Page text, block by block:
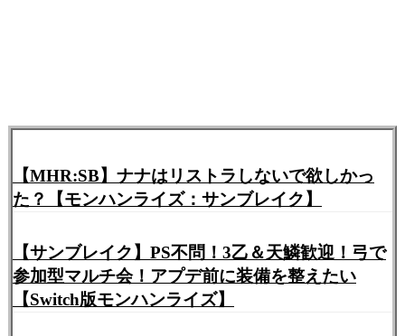
【MHR:SB】ナナはリストラしないで欲しかっ
た？【モンハンライズ：サンブレイク】
【サンブレイク】PS不問！3乙＆天鱗歓迎！弓で
参加型マルチ会！アプデ前に装備を整えたい
【Switch版モンハンライズ】